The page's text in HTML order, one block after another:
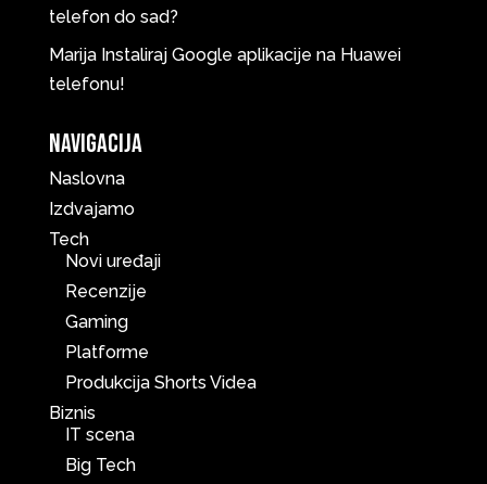
telefon do sad?
Marija Instaliraj Google aplikacije na Huawei
telefonu!
Navigacija
Naslovna
Izdvajamo
Tech
Novi uređaji
Recenzije
Gaming
Platforme
Produkcija Shorts Videa
Biznis
IT scena
Big Tech